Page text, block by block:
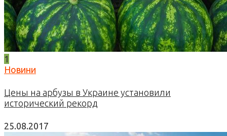
1
Новини
Цены на арбузы в Украине установили
исторический рекорд
25.08.2017